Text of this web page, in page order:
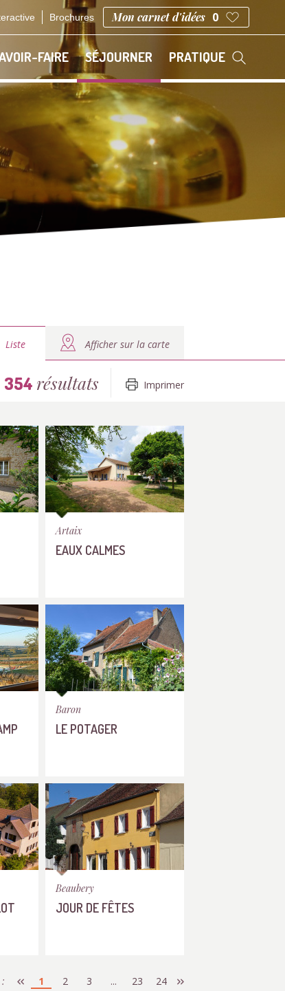
Brochures Mon carnet d'idées 0
FAIRE SÉJOURNER PRATIQUE
Liste Afficher sur la carte
354 résultats Imprimer
Artaix
EAUX CALMES
Baron
LE POTAGER
Beaubery
JOUR DE FÊTES
1 2 3 ... 23 24